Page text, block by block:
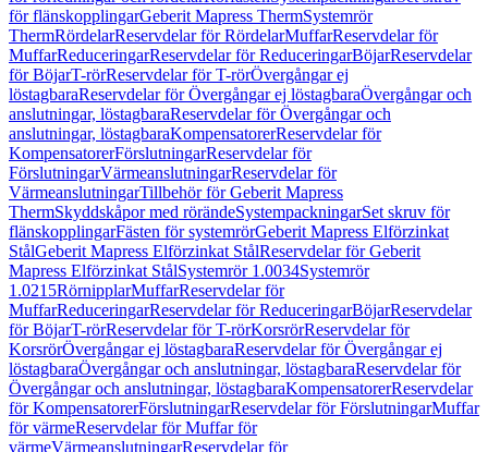
för flänskopplingarGeberit Mapress ThermSystemrör
ThermRördelarReservdelar för RördelarMuffarReservdelar för
MuffarReduceringarReservdelar för ReduceringarBöjarReservdelar
för BöjarT-rörReservdelar för T-rörÖvergångar ej
löstagbaraReservdelar för Övergångar ej löstagbaraÖvergångar och
anslutningar, löstagbaraReservdelar för Övergångar och
anslutningar, löstagbaraKompensatorerReservdelar för
KompensatorerFörslutningarReservdelar för
FörslutningarVärmeanslutningarReservdelar för
VärmeanslutningarTillbehör för Geberit Mapress
ThermSkyddskåpor med rörändeSystempackningarSet skruv för
flänskopplingarFästen för systemrörGeberit Mapress Elförzinkat
StålGeberit Mapress Elförzinkat StålReservdelar för Geberit
Mapress Elförzinkat StålSystemrör 1.0034Systemrör
1.0215RörnipplarMuffarReservdelar för
MuffarReduceringarReservdelar för ReduceringarBöjarReservdelar
för BöjarT-rörReservdelar för T-rörKorsrörReservdelar för
KorsrörÖvergångar ej löstagbaraReservdelar för Övergångar ej
löstagbaraÖvergångar och anslutningar, löstagbaraReservdelar för
Övergångar och anslutningar, löstagbaraKompensatorerReservdelar
för KompensatorerFörslutningarReservdelar för FörslutningarMuffar
för värmeReservdelar för Muffar för
värmeVärmeanslutningarReservdelar för